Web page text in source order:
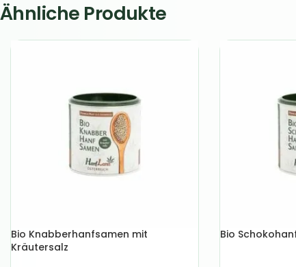
Ähnliche Produkte
Bio Knabberhanfsamen mit
Kräutersalz
Bio